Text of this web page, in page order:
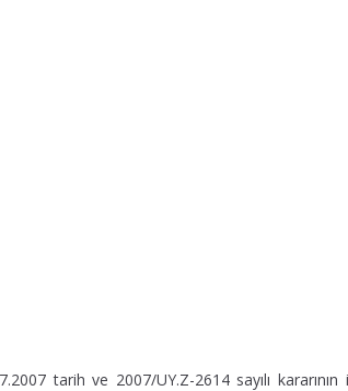
tarih ve 2007/UY.Z-2614 sayılı